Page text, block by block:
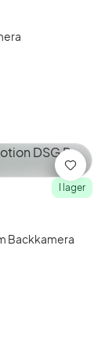
I lager
Backkamera
Spara